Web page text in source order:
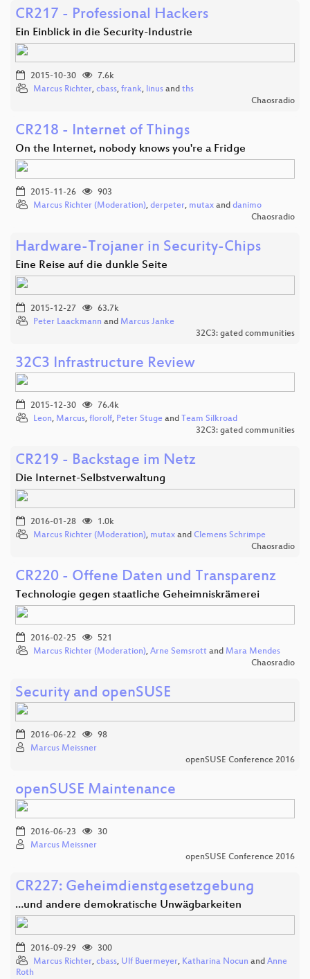
CR217 - Professional Hackers
Ein Einblick in die Security-Industrie
2015-10-30
7.6k
Marcus Richter, cbass, frank, linus and ths
Chaosradio
CR218 - Internet of Things
On the Internet, nobody knows you're a Fridge
2015-11-26
903
Marcus Richter (Moderation), derpeter, mutax and danimo
Chaosradio
Hardware-Trojaner in Security-Chips
Eine Reise auf die dunkle Seite
2015-12-27
63.7k
Peter Laackmann and Marcus Janke
32C3: gated communities
32C3 Infrastructure Review
2015-12-30
76.4k
Leon, Marcus, florolf, Peter Stuge and Team Silkroad
32C3: gated communities
CR219 - Backstage im Netz
Die Internet-Selbstverwaltung
2016-01-28
1.0k
Marcus Richter (Moderation), mutax and Clemens Schrimpe
Chaosradio
CR220 - Offene Daten und Transparenz
Technologie gegen staatliche Geheimniskrämerei
2016-02-25
521
Marcus Richter (Moderation), Arne Semsrott and Mara Mendes
Chaosradio
Security and openSUSE
2016-06-22
98
Marcus Meissner
openSUSE Conference 2016
openSUSE Maintenance
2016-06-23
30
Marcus Meissner
openSUSE Conference 2016
CR227: Geheimdienstgesetzgebung
…und andere demokratische Unwägbarkeiten
2016-09-29
300
Marcus Richter, cbass, Ulf Buermeyer, Katharina Nocun and Anne
Roth